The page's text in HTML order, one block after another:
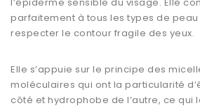
parfaitement à tous les types de
respecter le contour fragile des yeux.
Elle s’appuie sur le principe des
moléculaires qui ont la particularité
côté et hydrophobe de l’autre, ce qui